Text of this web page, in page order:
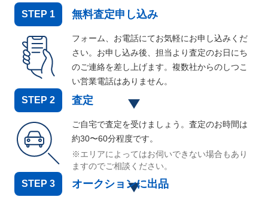
STEP 1 無料査定申し込み
フォーム、お電話にてお気軽にお申し込みくだ
さい。お申し込み後、担当より査定のお日にち
のご連絡を差し上げます。複数社からのしつこ
い営業電話はありません。
STEP 2 査定
ご自宅で査定を受けましょう。査定のお時間は
約30〜60分程度です。
※エリアによってはお伺いできない場合もあり
ますのでご相談ください。
STEP 3 オークションに出品